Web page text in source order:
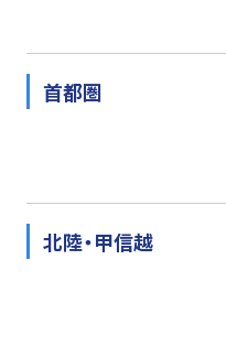
首都圏
北陸・甲信越